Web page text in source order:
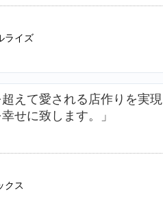
ライズ
超えて愛される店作りを実現
せに致します。」
クス